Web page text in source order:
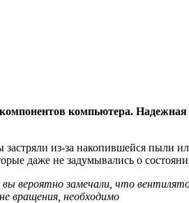
компьютера. Надежная
из-за накопившейся пыли
даже не задумывались о
вероятно замечали, что
вращения, необходимо